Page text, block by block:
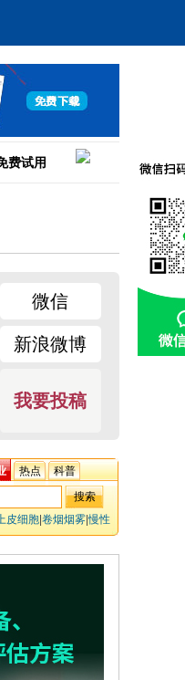
费试用
微信
新浪微博
我要投稿
热点 科普
皮细胞 卷烟烟雾|慢性